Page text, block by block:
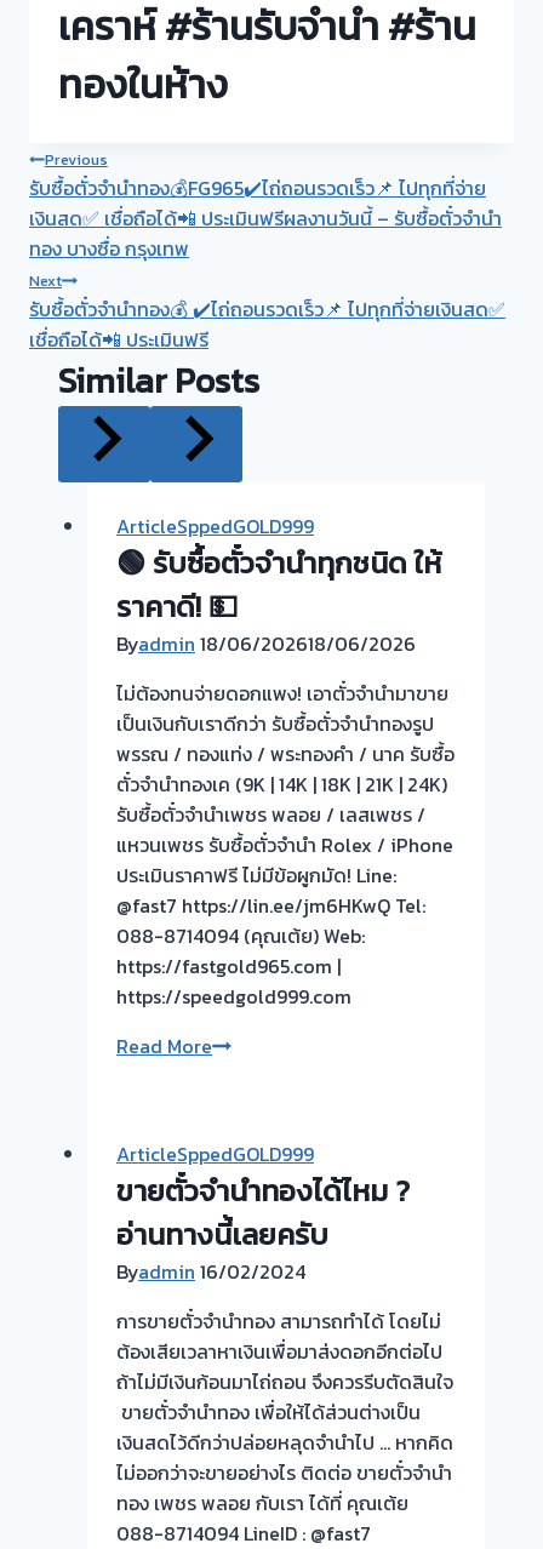
เคราห์ #ร้านรับจำนำ #ร้าน
ทองในห้าง
Post
navigation
Previous
รับซื้อตั๋วจำนำทอง💰FG965✔️ไถ่ถอนรวดเร็ว📌 ไปทุกที่จ่าย
เงินสด✅ เชื่อถือได้📲 ประเมินฟรีผลงานวันนี้ – รับซื้อตั๋วจำนำ
ทอง บางซื่อ กรุงเทพ
Next
รับซื้อตั๋วจำนำทอง💰 ✔️ไถ่ถอนรวดเร็ว📌 ไปทุกที่จ่ายเงินสด✅
เชื่อถือได้📲 ประเมินฟรี
Similar Posts
ArticleSppedGOLD999
🟢 รับซื้อตั๋วจำนำทุกชนิด ให้
ราคาดี! 💵
Byadmin 18/06/202618/06/2026
ไม่ต้องทนจ่ายดอกแพง! เอาตั๋วจำนำมาขาย
เป็นเงินกับเราดีกว่า รับซื้อตั๋วจำนำทองรูป
พรรณ / ทองแท่ง / พระทองคำ / นาค รับซื้อ
ตั๋วจำนำทองเค (9K | 14K | 18K | 21K | 24K)
รับซื้อตั๋วจำนำเพชร พลอย / เลสเพชร /
แหวนเพชร รับซื้อตั๋วจำนำ Rolex / iPhone
ประเมินราคาฟรี ไม่มีข้อผูกมัด! Line:
@fast7 https://lin.ee/jm6HKwQ Tel:
088-8714094 (คุณเต้ย) Web:
https://fastgold965.com |
https://speedgold999.com
Read More🟢
จำนำ
ทุก
ชนิด
ราคา
ดี!
💵
ArticleSppedGOLD999
ขายตั๋วจำนำทองได้ไหม ?
อ่านทางนี้เลยครับ
Byadmin 16/02/2024
การขายตั๋วจำนำทอง สามารถทำได้ โดยไม่
ต้องเสียเวลาหาเงินเพื่อมาส่งดอกอีกต่อไป
ถ้าไม่มีเงินก้อนมาไถ่ถอน จึงควรรีบตัดสินใจ
​ ขายตั๋วจำนำทอง เพื่อให้ได้ส่วนต่างเป็น
เงินสดไว้ดีกว่าปล่อยหลุดจำนำไป … หากคิด
ไม่ออกว่าจะขายอย่างไร ติดต่อ ขายตั๋วจำนำ
ทอง เพชร พลอย กับเรา ได้ที่ คุณเต้ย
088-8714094 LineID : @fast7